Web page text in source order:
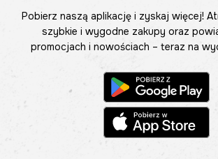
Pobierz naszą aplikację i zyskaj więcej!
szybkie i wygodne zakupy oraz
promocjach i nowościach – teraz na